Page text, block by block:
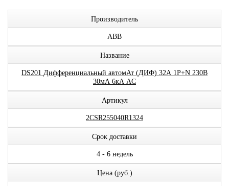
Производитель
ABB
Название
DS201 Дифференциальный автомАт (ДИФ) 32А 1P+N 230В
30мА 6кА AC
Артикул
2CSR255040R1324
Срок доставки
4 - 6 недель
Цена (руб.)